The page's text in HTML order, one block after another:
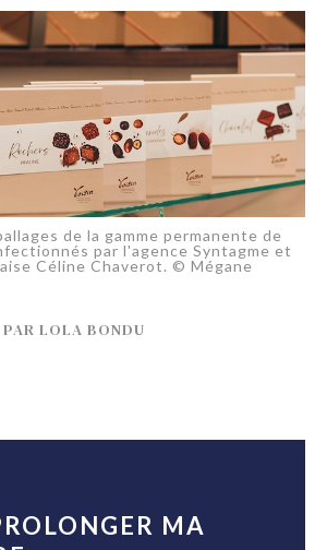
de la gamme permanente de
par l'agence Syntagme et
Céline Chaverot. © Mégane
PAR LOLA BONDU
MA